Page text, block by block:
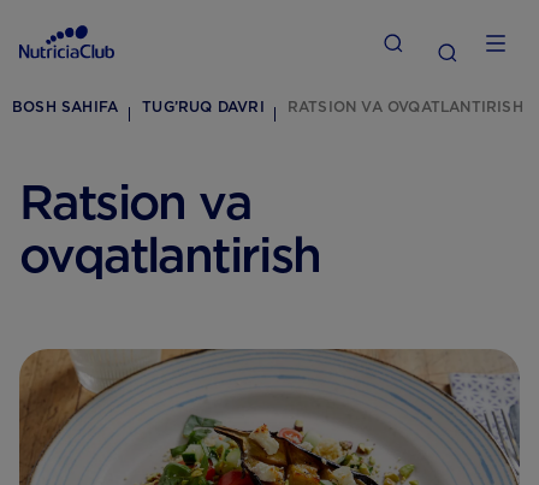
BOSH SAHIFA TUG’RUQ DAVRI RATSION VA OVQATLANTIRISH
Ratsion va
ovqatlantirish